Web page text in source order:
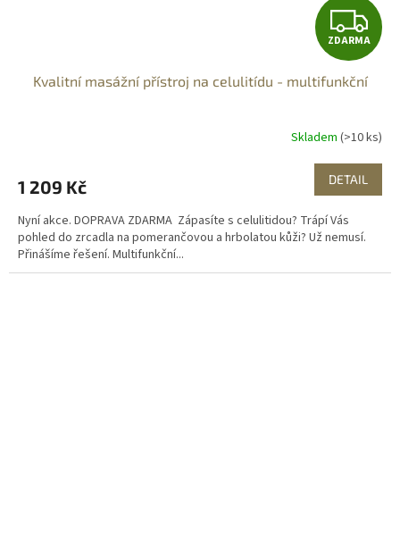
Z
D
A
R
M
A
ZDARMA
Kvalitní masážní přístroj na celulitídu - multifunkční
Skladem (>10 ks)
1 209 Kč DETAIL
Nyní akce. DOPRAVA ZDARMA Zápasíte s celulitidou? Trápí Vás
pohled do zrcadla na pomerančovou a hrbolatou kůži? Už nemusí.
Přinášíme řešení. Multifunkční...